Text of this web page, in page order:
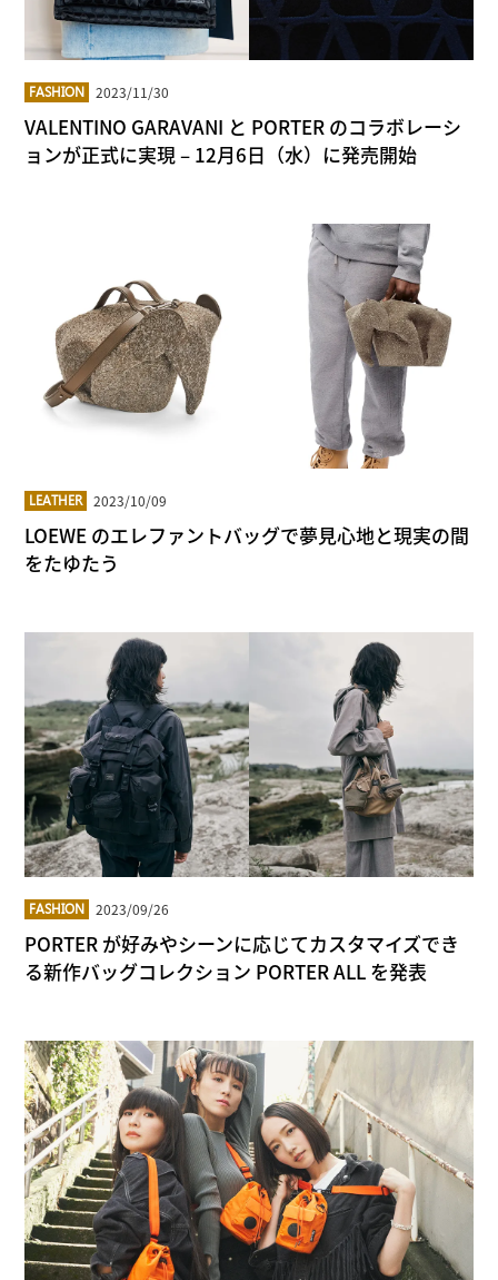
FASHION 2023/11/30
VALENTINO GARAVANI と PORTER のコラボレーシ
ョンが正式に実現 – 12月6日（水）に発売開始
LEATHER 2023/10/09
LOEWE のエレファントバッグで夢見心地と現実の間
をたゆたう
FASHION 2023/09/26
PORTER が好みやシーンに応じてカスタマイズでき
る新作バッグコレクション PORTER ALL を発表